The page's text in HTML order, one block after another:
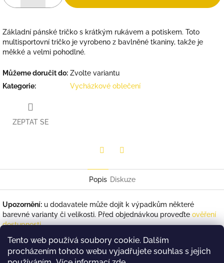
Tento web používá soubory cookie. Dalším
procházením tohoto webu vyjadřujete souhlas s jejich
Základní pánské tričko s krátkým rukávem a potiskem. Toto
multisportovní tričko je vyrobeno z bavlněné tkaniny, takže je
měkké a velmi pohodlné.
Můžeme doručit do: Zvolte variantu
Kategorie: Vycházkové oblečení
ZEPTAT SE
Popis Diskuze
Upozornění: u dodavatele může dojít k výpadkům některé
barevné varianty či velikosti. Před objednávkou proveďte ověření
dostupnosti.
Materiál: 100% bavlna. Bavlna je přírodní vlákno, charakteristické
svým chladivým účinkem a velkým komfortem. Je velmi savá a
dokáže odpařit 50 % své vlastní hmotnosti, aniž by byla na dotek